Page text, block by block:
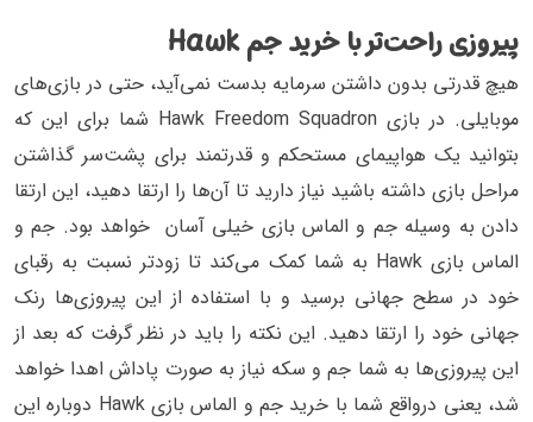
پیروزی راحت‌تر با خرید جم Hawk
هیچ قدرتی بدون داشتن سرمایه بدست نمی‌آید، حتی در بازی‌های
موبایلی. در بازی Hawk Freedom Squadron شما برای این که
بتوانید یک هواپیمای مستحکم و قدرتمند برای پشت‌سر گذاشتن
مراحل بازی داشته باشید نیاز دارید تا آن‌ها را ارتقا دهید، این ارتقا
دادن به وسیله جم و الماس بازی خیلی آسان‌ خواهد بود. جم و
الماس بازی Hawk به شما کمک می‌کند تا زودتر نسبت به رقبای
خود در سطح جهانی برسید و با استفاده از این پیروزی‌ها رنک
جهانی خود را ارتقا دهید. این نکته را باید در نظر گرفت که بعد از
این پیروزی‌ها به شما جم و سکه نیاز به صورت پاداش اهدا خواهد
شد، یعنی درواقع شما با خرید جم و الماس بازی Hawk دوباره این